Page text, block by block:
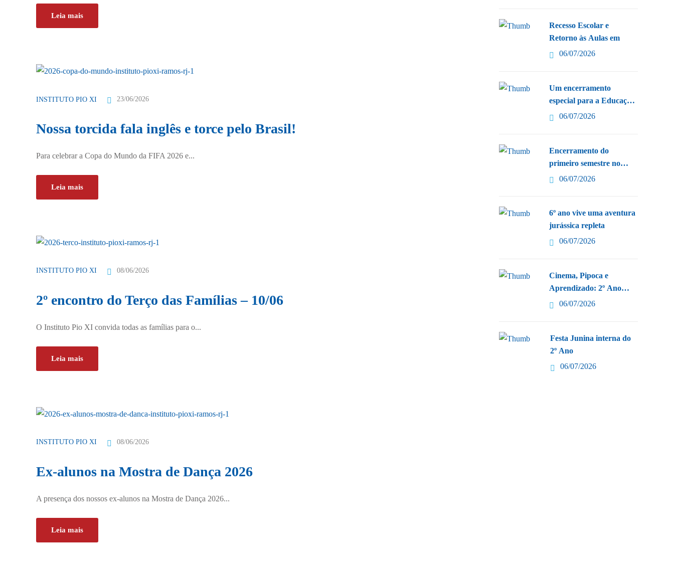
Leia mais
INSTITUTO PIO XI 23/06/2026
Nossa torcida fala inglês e torce pelo Brasil!
Para celebrar a Copa do Mundo da FIFA 2026 e...
Leia mais
INSTITUTO PIO XI 08/06/2026
2º encontro do Terço das Famílias – 10/06
O Instituto Pio XI convida todas as famílias para o...
Leia mais
INSTITUTO PIO XI 08/06/2026
Ex-alunos na Mostra de Dança 2026
A presença dos nossos ex-alunos na Mostra de Dança 2026...
Leia mais
Recesso Escolar e
Retorno às Aulas em
06/07/2026
Um encerramento
especial para a Educação
Infantil
06/07/2026
Encerramento do
primeiro semestre no
Maternal
06/07/2026
6º ano vive uma aventura
jurássica repleta
06/07/2026
Cinema, Pipoca e
Aprendizado: 2º Ano
Celebra
06/07/2026
Festa Junina interna do
2º Ano
06/07/2026